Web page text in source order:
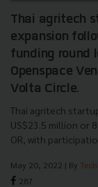
Thai agritech
expansion
funding round
Openspace
Volta Circle.
Thai agritech
US$23.5 million or
OR, with
May 20, 2022 | By
287